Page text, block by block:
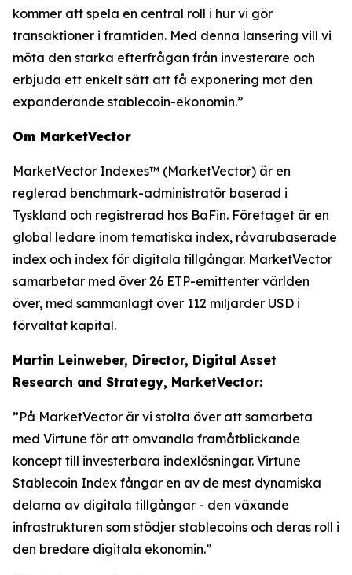
kommer att spela en central roll i hur vi gör
transaktioner i framtiden. Med denna lansering vill vi
möta den starka efterfrågan från investerare och
erbjuda ett enkelt sätt att få exponering mot den
expanderande stablecoin-ekonomin.”
Om MarketVector
MarketVector Indexes™ (MarketVector) är en
reglerad benchmark-administratör baserad i
Tyskland och registrerad hos BaFin. Företaget är en
global ledare inom tematiska index, råvarubaserade
index och index för digitala tillgångar. MarketVector
samarbetar med över 26 ETP-emittenter världen
över, med sammanlagt över 112 miljarder USD i
förvaltat kapital.
Martin Leinweber, Director, Digital Asset
Research and Strategy, MarketVector:
”På MarketVector är vi stolta över att samarbeta
med Virtune för att omvandla framåtblickande
koncept till investerbara indexlösningar. Virtune
Stablecoin Index fångar en av de mest dynamiska
delarna av digitala tillgångar - den växande
infrastrukturen som stödjer stablecoins och deras roll i
den bredare digitala ekonomin.”